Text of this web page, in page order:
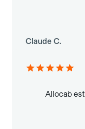
Claude C.
Allocab